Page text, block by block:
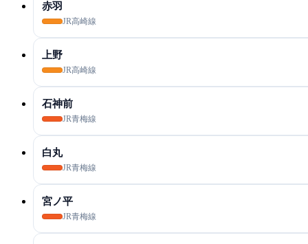
赤羽
JR高崎線
上野
JR高崎線
石神前
JR青梅線
白丸
JR青梅線
宮ノ平
JR青梅線